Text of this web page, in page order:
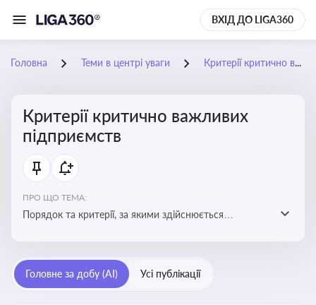
ВХІД ДО LIGA360
Головна Теми в центрі уваги Критерії критично важливих підприємств
Критерії критично важливих
підприємств
ПРО ЩО ТЕМА:
Порядок та критерії, за якими здійснюється
Головне за добу (AI) Усі публікації